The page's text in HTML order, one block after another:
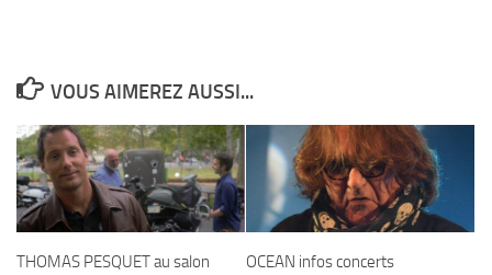
VOUS AIMEREZ AUSSI...
THOMAS PESQUET au salon
OCEAN infos concerts